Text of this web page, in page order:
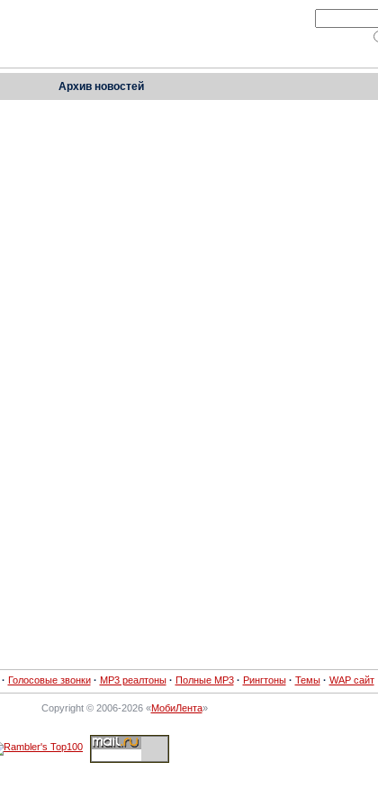
Архив новостей
· Голосовые звонки · MP3 реалтоны · Полные MP3 · Рингтоны · Темы · WAP сайт
Copyright © 2006-2026 «МобиЛента»